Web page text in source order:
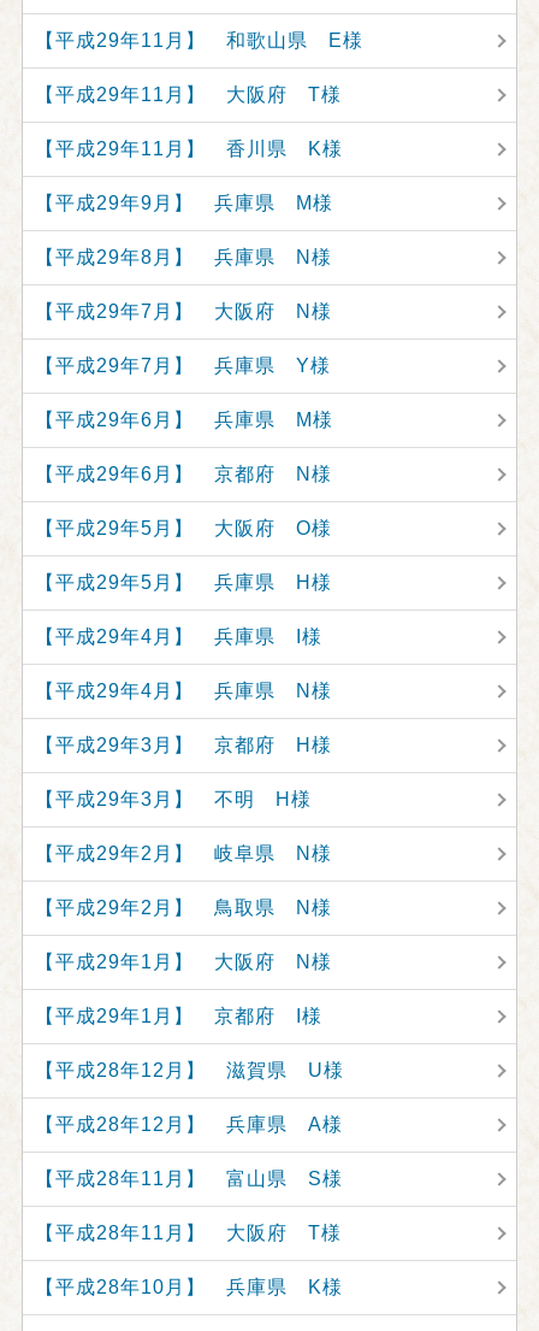
【平成29年11月】 和歌山県 E様
【平成29年11月】 大阪府 T様
【平成29年11月】 香川県 K様
【平成29年9月】 兵庫県 M様
【平成29年8月】 兵庫県 N様
【平成29年7月】 大阪府 N様
【平成29年7月】 兵庫県 Y様
【平成29年6月】 兵庫県 M様
【平成29年6月】 京都府 N様
【平成29年5月】 大阪府 O様
【平成29年5月】 兵庫県 H様
【平成29年4月】 兵庫県 I様
【平成29年4月】 兵庫県 N様
【平成29年3月】 京都府 H様
【平成29年3月】 不明 H様
【平成29年2月】 岐阜県 N様
【平成29年2月】 鳥取県 N様
【平成29年1月】 大阪府 N様
【平成29年1月】 京都府 I様
【平成28年12月】 滋賀県 U様
【平成28年12月】 兵庫県 A様
【平成28年11月】 富山県 S様
【平成28年11月】 大阪府 T様
【平成28年10月】 兵庫県 K様